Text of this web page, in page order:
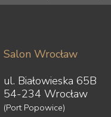
Salon Wrocław
ul. Białowieska 65B
54-234 Wrocław
(Port Popowice)